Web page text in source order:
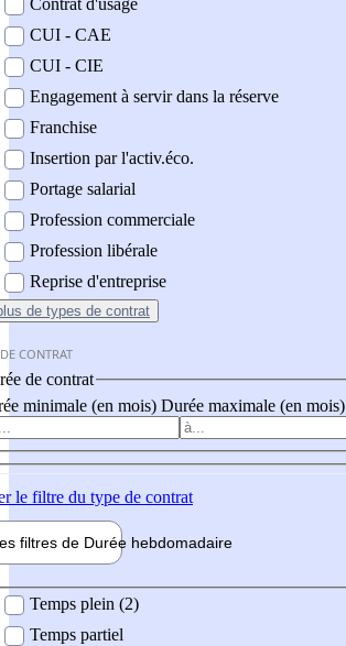
Contrat d'usage
CUI - CAE
CUI - CIE
Engagement à servir dans la réserve
Franchise
Insertion par l'activ.éco.
Portage salarial
Profession commerciale
Profession libérale
Reprise d'entreprise
de types de contrat
CONTRAT
de contrat
minimale (en mois) Durée maximale (en mois)
le filtre du type de contrat
filtres de Durée hebdomadaire
Temps plein (2)
Temps partiel